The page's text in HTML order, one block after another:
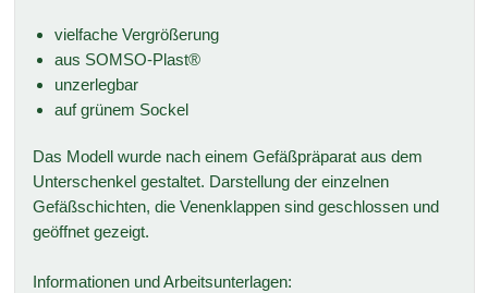
vielfache Vergrößerung
aus SOMSO-Plast®
unzerlegbar
auf grünem Sockel
Das Modell wurde nach einem Gefäßpräparat aus dem
Unterschenkel gestaltet. Darstellung der einzelnen
Gefäßschichten, die Venenklappen sind geschlossen und
geöffnet gezeigt.
Informationen und Arbeitsunterlagen: